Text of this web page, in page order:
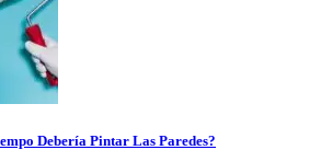
Debería Pintar Las Paredes?